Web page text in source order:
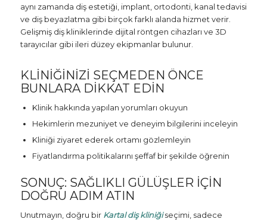
aynı zamanda diş estetiği, implant, ortodonti, kanal tedavisi
ve diş beyazlatma gibi birçok farklı alanda hizmet verir.
Gelişmiş diş kliniklerinde dijital röntgen cihazları ve 3D
tarayıcılar gibi ileri düzey ekipmanlar bulunur.
KLINIĞINIZI SEÇMEDEN ÖNCE
BUNLARA DIKKAT EDIN
Klinik hakkında yapılan yorumları okuyun
Hekimlerin mezuniyet ve deneyim bilgilerini inceleyin
Kliniği ziyaret ederek ortamı gözlemleyin
Fiyatlandırma politikalarını şeffaf bir şekilde öğrenin
SONUÇ: SAĞLIKLI GÜLÜŞLER İÇIN
DOĞRU ADIM ATIN
Unutmayın, doğru bir Kartal diş kliniği seçimi, sadece